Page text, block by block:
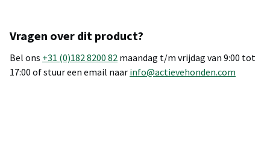
Vragen over dit product?
Bel ons +31 (0)182 8200 82 maandag t/m vrijdag van 9:00 tot
17:00 of stuur een email naar info@actievehonden.com